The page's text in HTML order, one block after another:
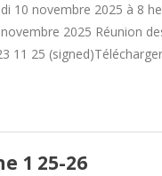
10 novembre 2025 à 8
2025 Réunion
11 25
1 25-26